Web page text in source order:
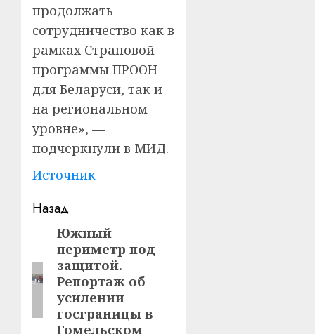
продолжать
сотрудничество как в
рамках Страновой
программы ПРООН
для Беларуси, так и
на региональном
уровне», —
подчеркнули в МИД.
Источник
Навигация
записи
Назад
Предыдущая
запись:
Южный
периметр под
защитой.
Репортаж об
усилении
госграницы в
Гомельском